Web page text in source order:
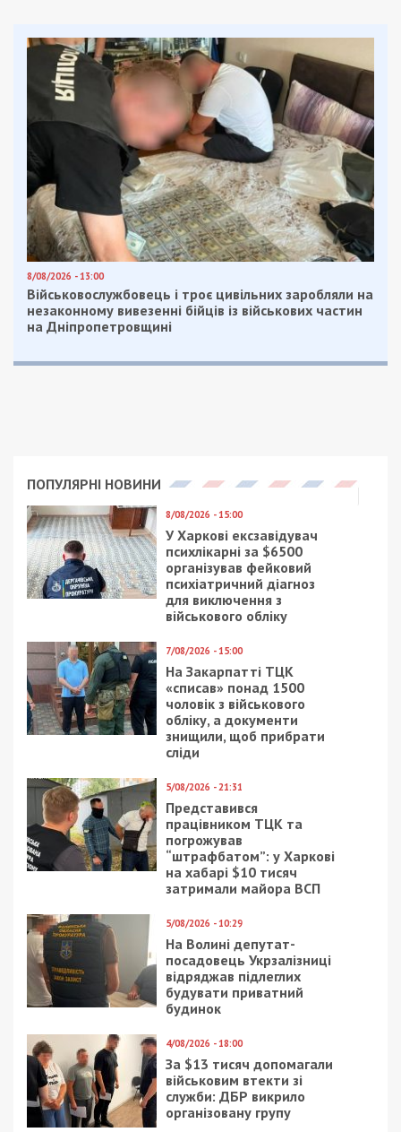
8/08/2026 - 13:00
Військовослужбовець і троє цивільних заробляли на
незаконному вивезенні бійців із військових частин
на Дніпропетровщині
ПОПУЛЯРНІ НОВИНИ
8/08/2026 - 15:00
У Харкові ексзавідувач
психлікарні за $6500
організував фейковий
психіатричний діагноз
для виключення з
військового обліку
7/08/2026 - 15:00
На Закарпатті ТЦК
«списав» понад 1500
чоловік з військового
обліку, а документи
знищили, щоб прибрати
сліди
5/08/2026 - 21:31
Представився
працівником ТЦК та
погрожував
“штрафбатом”: у Харкові
на хабарі $10 тисяч
затримали майора ВСП
5/08/2026 - 10:29
На Волині депутат-
посадовець Укрзалізниці
відряджав підлеглих
будувати приватний
будинок
4/08/2026 - 18:00
За $13 тисяч допомагали
військовим втекти зі
служби: ДБР викрило
організовану групу